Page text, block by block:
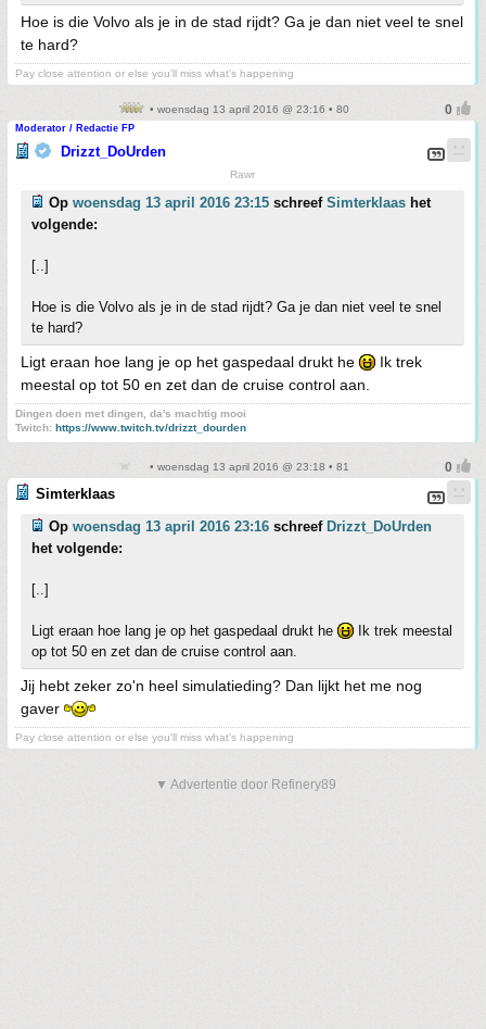
Hoe is die Volvo als je in de stad rijdt? Ga je dan niet veel te snel
te hard?
Pay close attention or else you'll miss what's happening
• woensdag 13 april 2016 @ 23:16 • 80
Moderator / Redactie FP
Drizzt_DoUrden
Rawr
Op woensdag 13 april 2016 23:15 schreef Simterklaas het
volgende:
[..]
Hoe is die Volvo als je in de stad rijdt? Ga je dan niet veel te snel
te hard?
Ligt eraan hoe lang je op het gaspedaal drukt he
Ik trek
meestal op tot 50 en zet dan de cruise control aan.
Dingen doen met dingen, da's machtig mooi
Twitch: https://www.twitch.tv/drizzt_dourden
• woensdag 13 april 2016 @ 23:18 • 81
Simterklaas
Op woensdag 13 april 2016 23:16 schreef Drizzt_DoUrden
het volgende:
[..]
Ligt eraan hoe lang je op het gaspedaal drukt he
Ik trek meestal
op tot 50 en zet dan de cruise control aan.
Jij hebt zeker zo'n heel simulatieding? Dan lijkt het me nog
gaver
Pay close attention or else you'll miss what's happening
▼ Advertentie door Refinery89